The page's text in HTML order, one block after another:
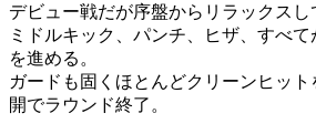
デビュー戦だが序盤からリラックスし
ミドルキック、パンチ、ヒザ、すべ
を進める。
ガードも固くほとんどクリーンヒッ
開でラウンド終了。